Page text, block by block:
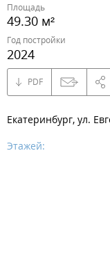
Площадь
49.30 м²
Год постройки
2024
PDF
Екатеринбург, ул.
Этажей: